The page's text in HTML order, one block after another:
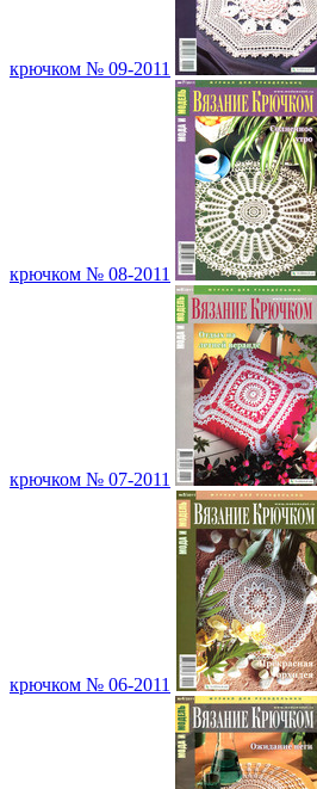
крючком № 09-2011
крючком № 08-2011
крючком № 07-2011
крючком № 06-2011